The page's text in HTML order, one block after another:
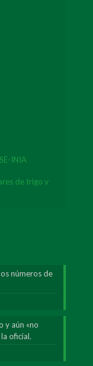
INIA
de trigo y
números de
y aún «no
oficial.